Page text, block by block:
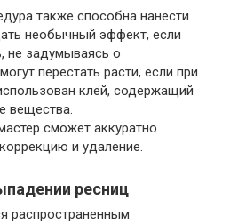
также способна нанести
необычный эффект, если
не задумываясь о
перестать расти, если при
клей, содержащий
вещества.
сможет аккуратно
и удаление.
ресниц
распространенным